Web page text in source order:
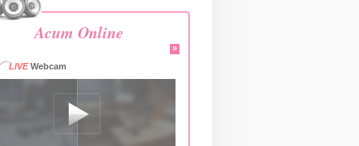
Acum Online
»
LIVEWebcam